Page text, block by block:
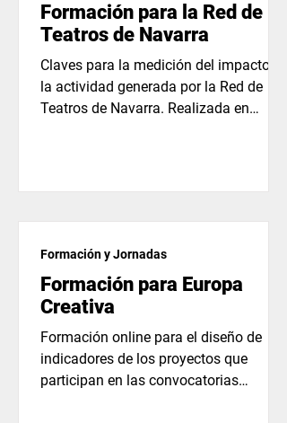
Formación para la Red de
Teatros de Navarra
Claves para la medición del impacto de
la actividad generada por la Red de
Teatros de Navarra. Realizada en
Formación para Europa
Creativa
Formación online para el diseño de
indicadores de los proyectos que
participan en las convocatorias
Formación y Jornadas